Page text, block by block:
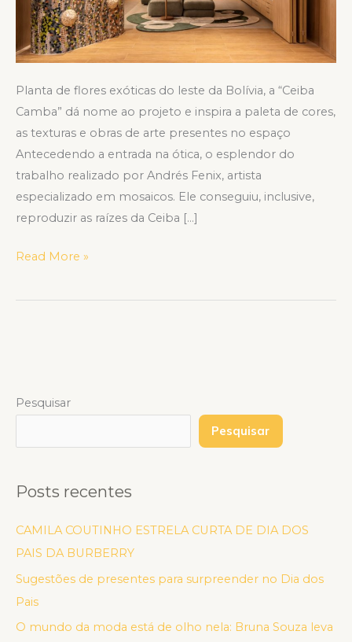
Planta de flores exóticas do leste da Bolívia, a “Ceiba
Camba” dá nome ao projeto e inspira a paleta de cores,
as texturas e obras de arte presentes no espaço
Antecedendo a entrada na ótica, o esplendor do
trabalho realizado por Andrés Fenix, artista
especializado em mosaicos. Ele conseguiu, inclusive,
reproduzir as raízes da Ceiba […]
São
Paulo
2024
Read More »
Pesquisar
Pesquisar
Posts recentes
CAMILA COUTINHO ESTRELA CURTA DE DIA DOS
PAIS DA BURBERRY
Sugestões de presentes para surpreender no Dia dos
Pais
O mundo da moda está de olho nela: Bruna Souza leva